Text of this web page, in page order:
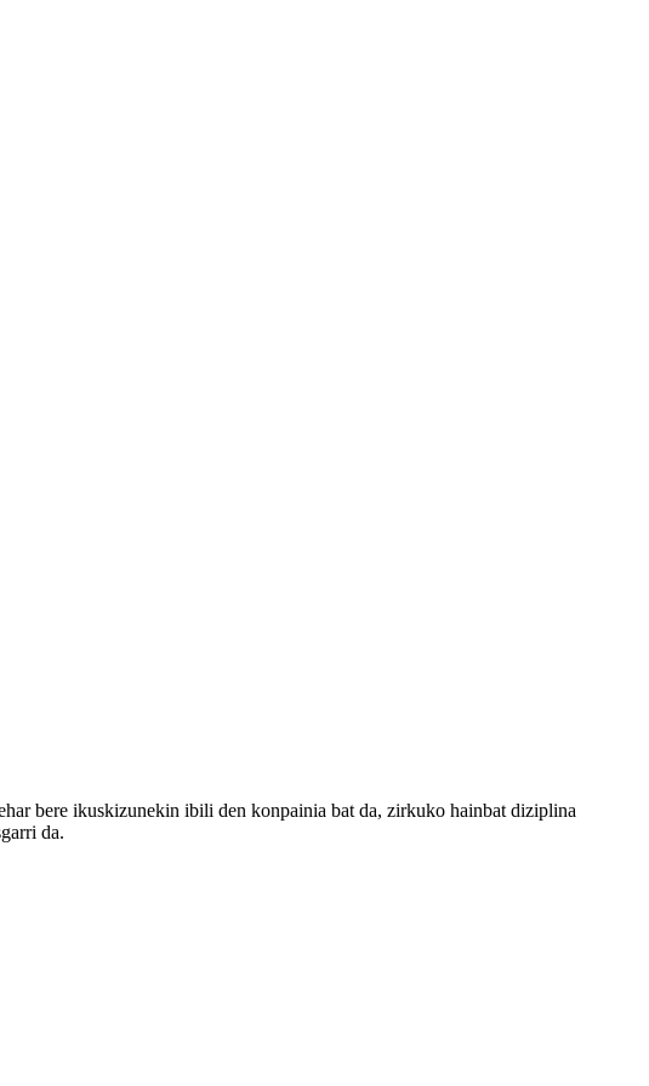
bere ikuskizunekin ibili den konpainia bat da, zirkuko hainbat diziplina
da.